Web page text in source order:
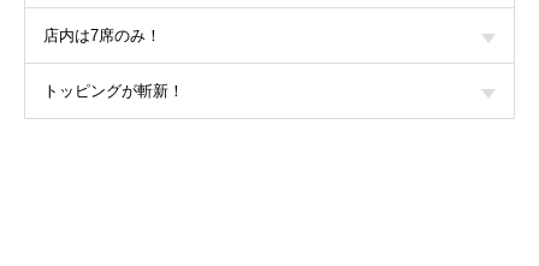
店内は7席のみ！
トッピングが斬新！